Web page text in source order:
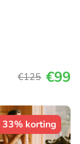
€125 €99
33% korting